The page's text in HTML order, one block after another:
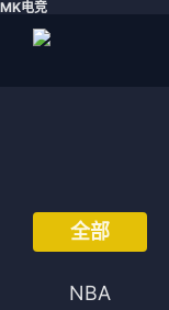
MK电竞
全部
NBA